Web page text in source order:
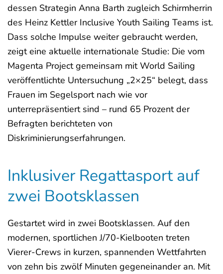
dessen Strategin Anna Barth zugleich Schirmherrin
des Heinz Kettler Inclusive Youth Sailing Teams ist.
Dass solche Impulse weiter gebraucht werden,
zeigt eine aktuelle internationale Studie: Die vom
Magenta Project gemeinsam mit World Sailing
veröffentlichte Untersuchung „2×25“ belegt, dass
Frauen im Segelsport nach wie vor
unterrepräsentiert sind – rund 65 Prozent der
Befragten berichteten von
Diskriminierungserfahrungen.
Inklusiver Regattasport auf
zwei Bootsklassen
Gestartet wird in zwei Bootsklassen. Auf den
modernen, sportlichen J/70-Kielbooten treten
Vierer-Crews in kurzen, spannenden Wettfahrten
von zehn bis zwölf Minuten gegeneinander an. Mit